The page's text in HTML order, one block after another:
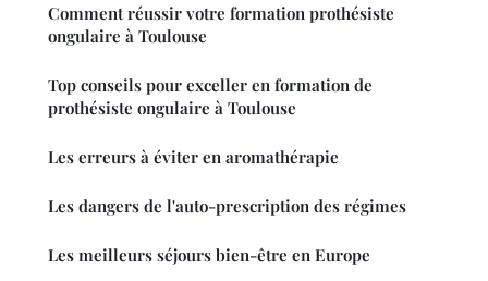
Comment réussir votre formation prothésiste
ongulaire à Toulouse
Top conseils pour exceller en formation de
prothésiste ongulaire à Toulouse
Les erreurs à éviter en aromathérapie
Les dangers de l'auto-prescription des régimes
Les meilleurs séjours bien-être en Europe